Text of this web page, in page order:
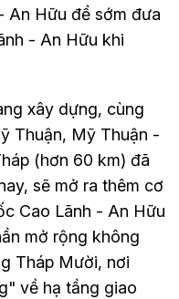
An Hữu để sớm đưa
- An Hữu khi
xây dựng, cùng
Thuận, Mỹ Thuận -
(hơn 60 km) đã
sẽ mở ra thêm cơ
Cao Lãnh - An Hữu
mở rộng không
Tháp Mười, nơi
về hạ tầng giao